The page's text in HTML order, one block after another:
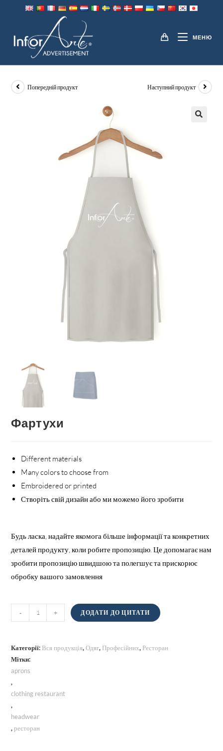
МЕНЮ
ФАРТУХИ
Попередній продукт Наступний продукт
Фартухи
Different materials
Many colors to choose from
Embroidered or printed
Створіть свій дизайн або ми можемо його зробити
Будь ласка, надайте якомога більше інформації та конкретних
деталей продукту, коли робите пропозицію. Це допомагає нам
зробити пропозицію швидшою та полегшує та прискорює
обробку вашого замовлення
кількість
- + ДОДАТИ ДО ЦИТАТИ
Категорії: Вся продукція,Одяг, Професійних, Ресторан
Мітки:
aprons
,
clothing restaurant
,
headwear
,ресторан